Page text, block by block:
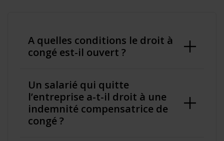
A quelles conditions le droit à
congé est-il ouvert ?
Un salarié qui quitte
l’entreprise a-t-il droit à une
indemnité compensatrice de
congé ?